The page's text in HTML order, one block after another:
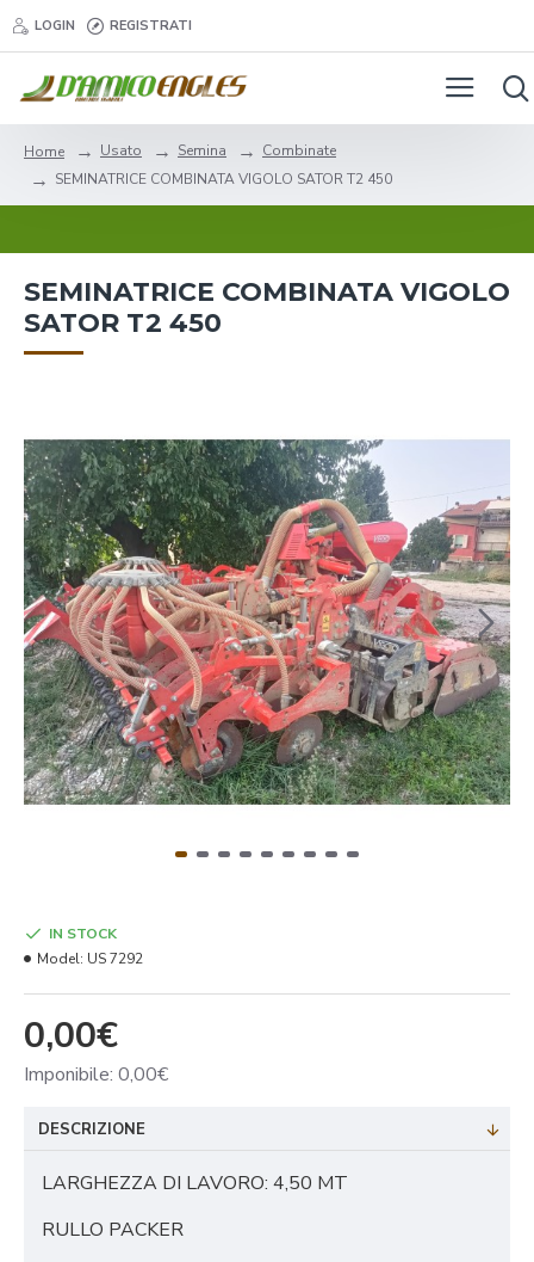
LOGIN REGISTRATI
Home Usato Semina
Combinate
SEMINATRICE COMBINATA VIGOLO SATOR T2 450
SEMINATRICE COMBINATA VIGOLO
SATOR T2 450
0,00€
Imponibile: 0,00€
IN STOCK
Model: US 7292
DESCRIZIONE
LARGHEZZA DI LAVORO: 4,50 MT
RULLO PACKER